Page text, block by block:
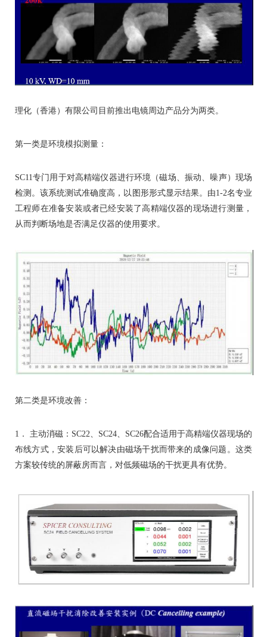
理化（香港）有限公司目前推出电镜周边产品分为两类。
第一类是环境模拟测量：
SC11专门用于对高精端仪器进行环境（磁场、振动、噪声）现场
检测。该系统测试准确度高，以图形形式显示结果。由1-2名专业
工程师在准备安装或者已经安装了高精端仪器的现场进行测量，
从而判断场地是否满足仪器的使用要求。
第二类是环境改善：
1 ． 主动消磁： SC22、 SC24、 SC26配合适用于高精端仪器现场的
布线方式，安装后可以解决由磁场干扰而带来的成像问题。这类
方案较传统的屏蔽房而言，对低频磁场的干扰更具有优势。